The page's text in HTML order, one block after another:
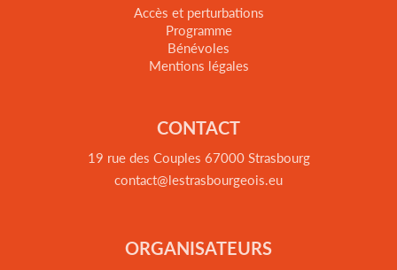
Accès et perturbations
Programme
Bénévoles
Mentions légales
CONTACT
19 rue des Couples 67000 Strasbourg
contact@lestrasbourgeois.eu
ORGANISATEURS